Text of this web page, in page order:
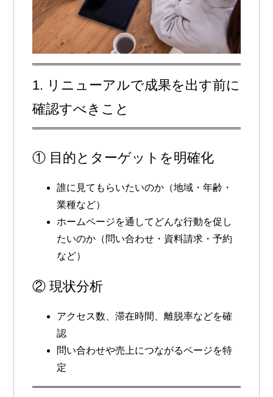
1. リニューアルで成果を出す前に
確認すべきこと
① 目的とターゲットを明確化
誰に見てもらいたいのか（地域・年齢・
業種など）
ホームページを通してどんな行動を促し
たいのか（問い合わせ・資料請求・予約
など）
② 現状分析
アクセス数、滞在時間、離脱率などを確
認
問い合わせや売上につながるページを特
定